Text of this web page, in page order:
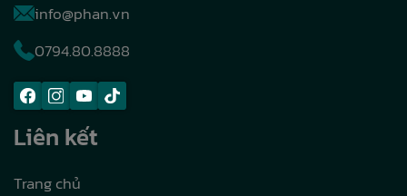
info@phan.vn
0794.80.8888
Liên kết
Trang chủ